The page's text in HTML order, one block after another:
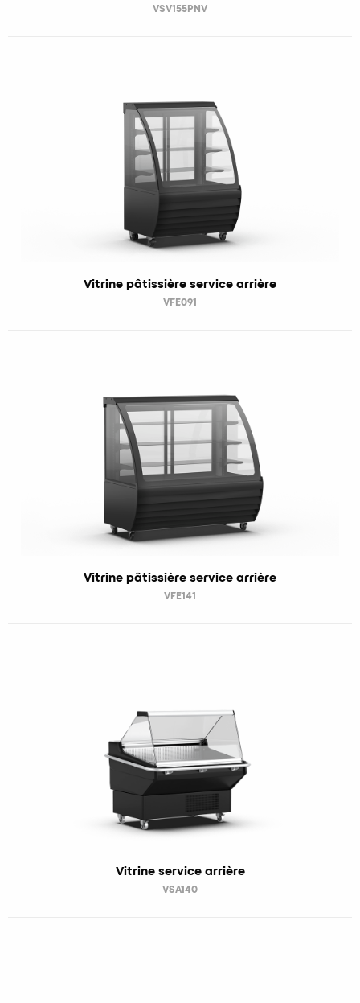
VSV155PNV
Vitrine pâtissière service arrière
VFE091
Vitrine pâtissière service arrière
VFE141
Vitrine service arrière
VSA140